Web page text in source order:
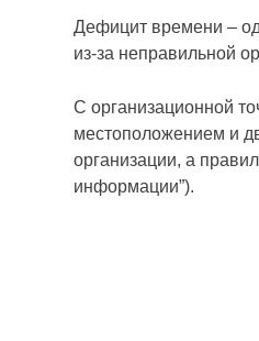
Дефицит времени –
из-за неправильной
С организационной
местоположением и
организации, а
информации”).